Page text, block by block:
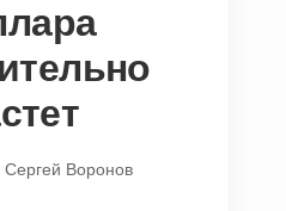
Сергей Воронов